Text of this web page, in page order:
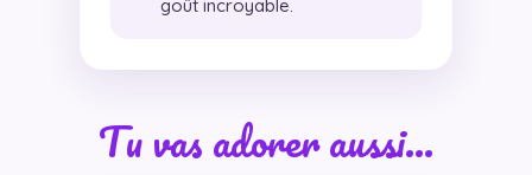
goût incroyable.
Tu vas adorer aussi…